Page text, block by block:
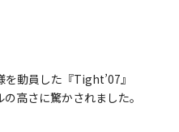
動員した『Tight’07』
高さに驚かされました。